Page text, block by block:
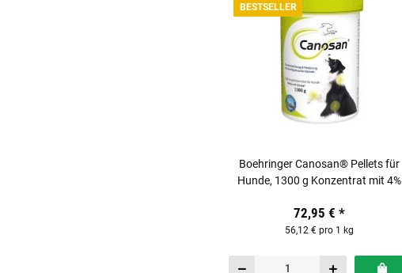
BESTSELLER
Boehringer Canosan® Pellets für
Hunde, 1300 g Konzentrat mit 4%
72,95 € *
56,12 € pro 1 kg